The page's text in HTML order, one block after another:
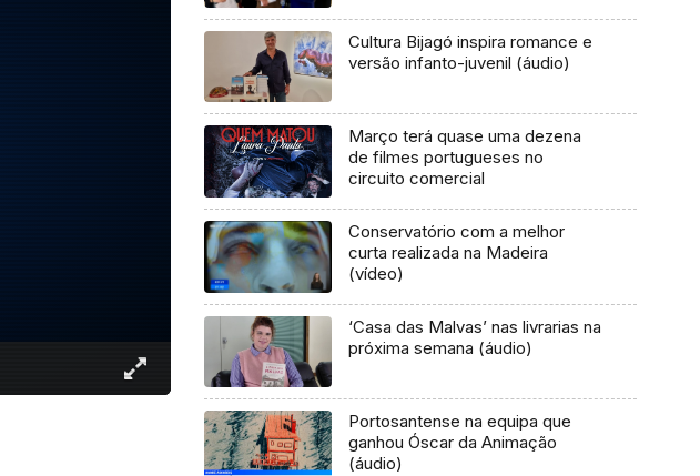
Cultura Bijagó inspira romance e
versão infanto-juvenil (áudio)
Março terá quase uma dezena
de filmes portugueses no
circuito comercial
Conservatório com a melhor
curta realizada na Madeira
(vídeo)
‘Casa das Malvas’ nas livrarias na
próxima semana (áudio)
Portosantense na equipa que
ganhou Óscar da Animação
(áudio)